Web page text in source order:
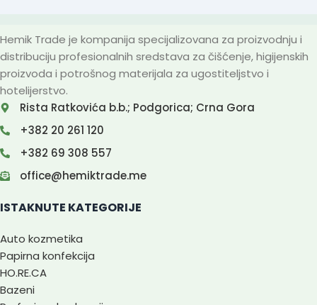
Hemik Trade je kompanija specijalizovana za proizvodnju i
distribuciju profesionalnih sredstava za čišćenje, higijenskih
proizvoda i potrošnog materijala za ugostiteljstvo i
hotelijerstvo.
Rista Ratkovića b.b.; Podgorica; Crna Gora
+382 20 261 120
+382 69 308 557
office@hemiktrade.me
ISTAKNUTE KATEGORIJE
Auto kozmetika
Papirna konfekcija
HO.RE.CA
Bazeni